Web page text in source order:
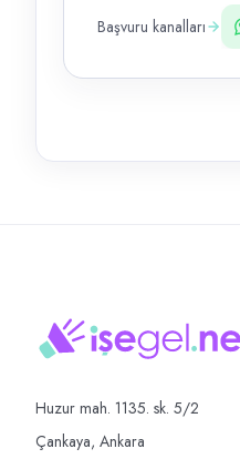
Başvuru kanalları
Huzur mah. 1135. sk. 5/2
Çankaya, Ankara